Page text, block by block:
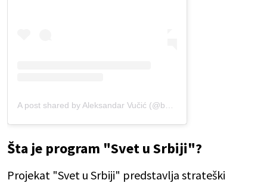
Šta je program "Svet u Srbiji"?
Projekat "Svet u Srbiji" predstavlja strateški